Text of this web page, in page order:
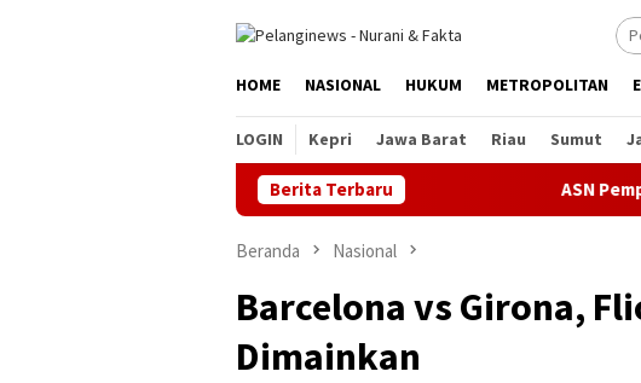
HOME NASIONAL HUKUM METROPOLITAN
LOGIN Kepri Jawa Barat Riau Sumut
Berita Terbaru ASN Pemprov DKI
Beranda Nasional
Barcelona vs Girona,
Dimainkan